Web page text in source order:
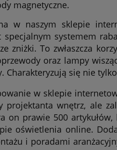
magnetyczne.
w naszym sklepie
systemem
zniżki. To zwłaszcza
oraz lampy
Charakteryzują się nie
w sklepie
projektanta wnętrz, ale
on prawie 500
oświetlenia online.
i poradami